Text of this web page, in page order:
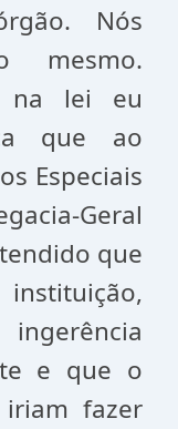
Nós
mesmo.
na lei eu
que ao
Especiais
Geral
que
e que o
fazer